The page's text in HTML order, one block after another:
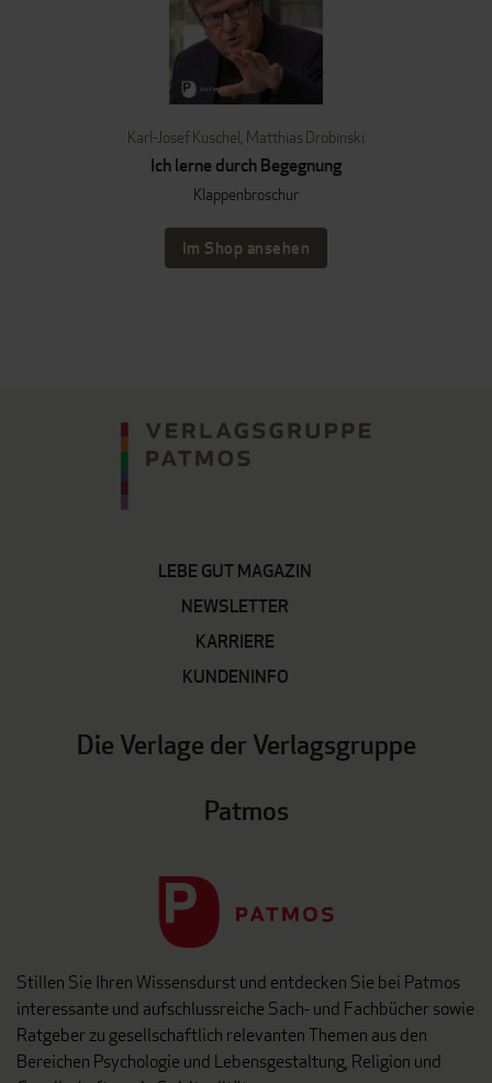
Karl-Josef Kuschel, Matthias Drobinski
Ich lerne durch Begegnung
Klappenbroschur
Im Shop ansehen
LEBE GUT MAGAZIN
NEWSLETTER
KARRIERE
KUNDENINFO
Die Verlage der Verlagsgruppe
Patmos
Stillen Sie Ihren Wissensdurst und entdecken Sie bei Patmos
interessante und aufschlussreiche Sach- und Fachbücher sowie
Ratgeber zu gesellschaftlich relevanten Themen aus den
Bereichen Psychologie und Lebensgestaltung, Religion und